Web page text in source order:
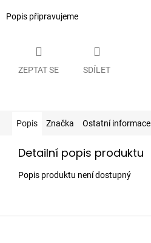
Popis připravujeme
ZEPTAT SE SDÍLET
Popis Značka Ostatní informace
Detailní popis produktu
Popis produktu není dostupný
Z